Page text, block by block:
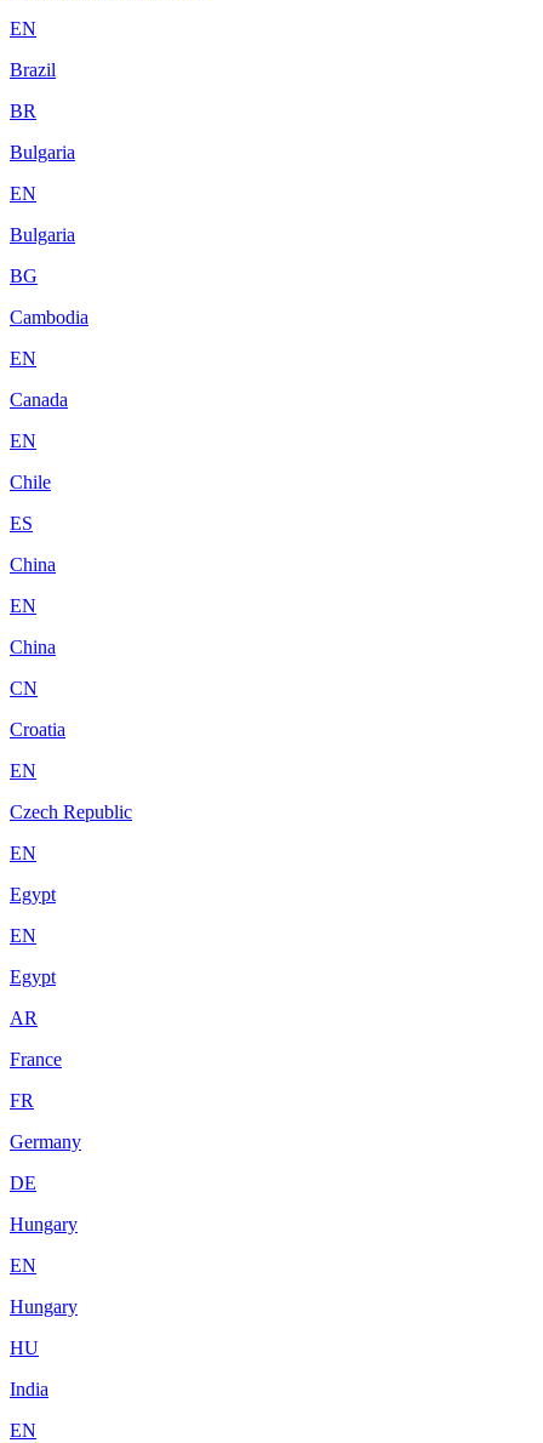
EN
Brazil
BR
Bulgaria
EN
Bulgaria
BG
Cambodia
EN
Canada
EN
Chile
ES
China
EN
China
CN
Croatia
EN
Czech Republic
EN
Egypt
EN
Egypt
AR
France
FR
Germany
DE
Hungary
EN
Hungary
HU
India
EN